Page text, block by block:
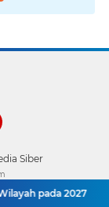
Siber
Menaker: ASN